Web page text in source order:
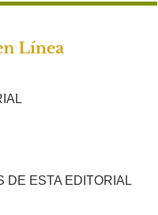
DE ESTA EDITORIAL